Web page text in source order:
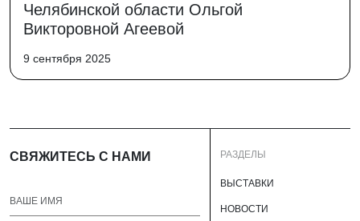
Челябинской области Ольгой
Викторовной Агеевой
9 сентября 2025
СВЯЖИТЕСЬ С НАМИ РАЗДЕЛЫ
ВЫСТАВКИ
НОВОСТИ